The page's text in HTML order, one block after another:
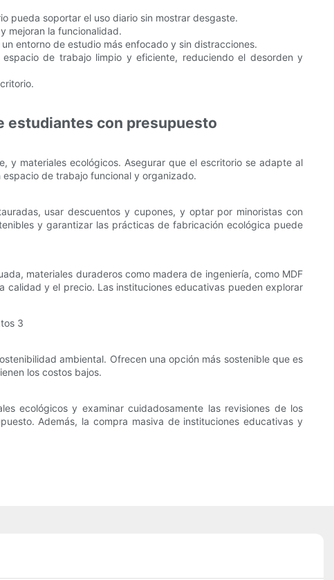
pueda soportar el uso diario sin mostrar desgaste.
mejoran la funcionalidad.
entorno de estudio más enfocado y sin distracciones.
de trabajo limpio y eficiente, reduciendo el desorden y
estudiantes con presupuesto
y materiales ecológicos. Asegurar que el escritorio se adapte al
de trabajo funcional y organizado.
usar descuentos y cupones, y optar por minoristas con
y garantizar las prácticas de fabricación ecológica puede
materiales duraderos como madera de ingeniería, como MDF
calidad y el precio. Las instituciones educativas pueden explorar
ambiental. Ofrecen una opción más sostenible que es
los costos bajos.
ecológicos y examinar cuidadosamente las revisiones de los
Además, la compra masiva de instituciones educativas y